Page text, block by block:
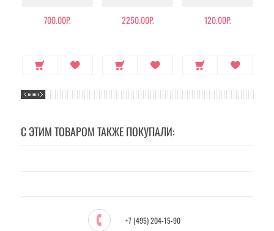
700.00Р. 2250.00Р. 120.00Р.
С ЭТИМ ТОВАРОМ ТАКЖЕ ПОКУПАЛИ:
+7 (495) 204-15-90